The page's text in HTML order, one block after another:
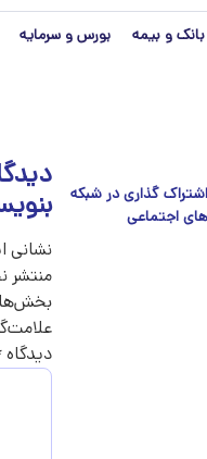
بانک و بیمه بورس و سرمایه
نشانی
منتشر
دیدگاه